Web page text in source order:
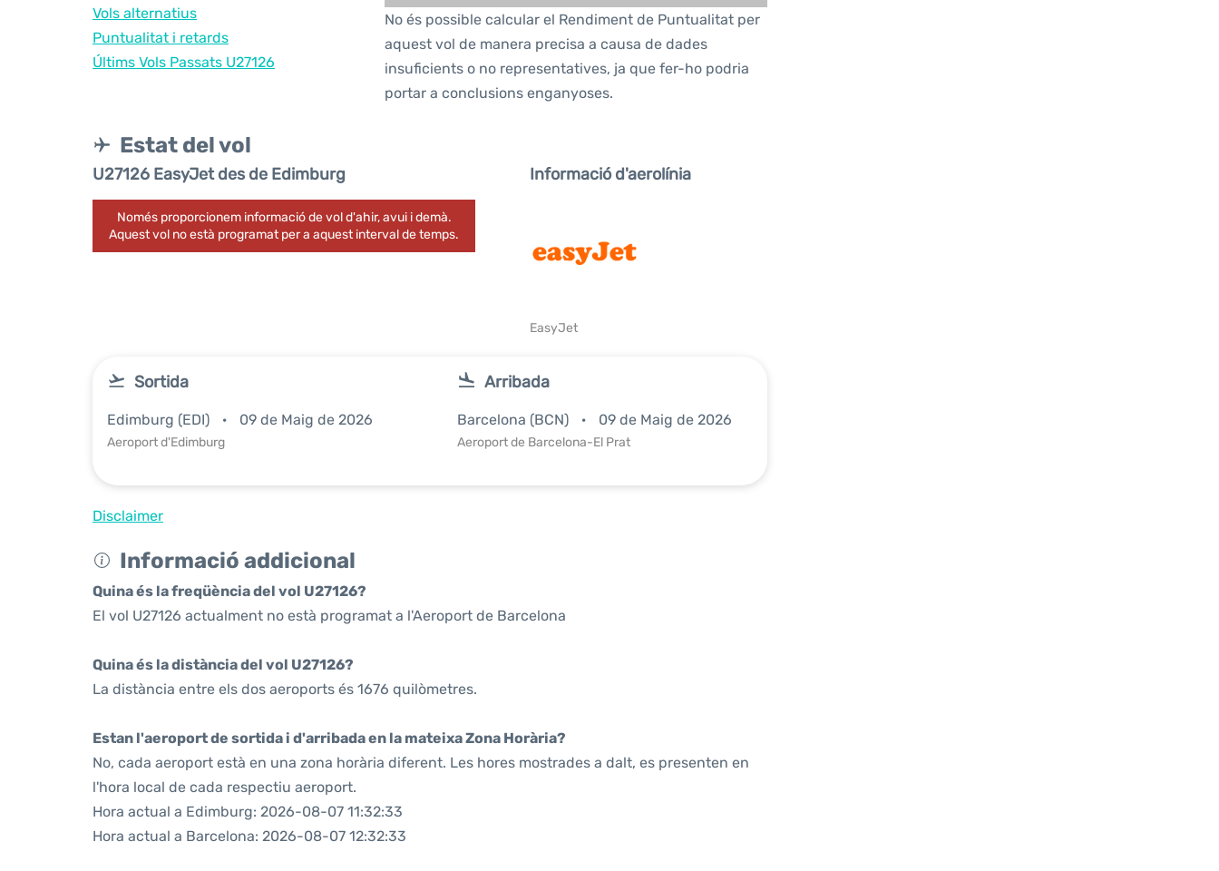
Vols alternatius
Puntualitat i retards
Últims Vols Passats U27126
No és possible calcular el Rendiment de Puntualitat per
aquest vol de manera precisa a causa de dades
insuficients o no representatives, ja que fer-ho podria
portar a conclusions enganyoses.
Estat del vol
U27126 EasyJet des de Edimburg
Només proporcionem informació de vol d'ahir, avui i demà.
Aquest vol no està programat per a aquest interval de temps.
Informació d'aerolínia
EasyJet
Sortida
Edimburg (EDI) 09 de Maig de 2026
Aeroport d'Edimburg
Arribada
Barcelona (BCN) 09 de Maig de 2026
Aeroport de Barcelona-El Prat
Disclaimer
Informació addicional
Quina és la freqüència del vol U27126?
El vol U27126 actualment no està programat a l'Aeroport de Barcelona
Quina és la distància del vol U27126?
La distància entre els dos aeroports és 1676 quilòmetres.
Estan l'aeroport de sortida i d'arribada en la mateixa Zona Horària?
No, cada aeroport està en una zona horària diferent. Les hores mostrades a dalt, es presenten en
l'hora local de cada respectiu aeroport.
Hora actual a Edimburg: 2026-08-07 11:32:33
Hora actual a Barcelona: 2026-08-07 12:32:33